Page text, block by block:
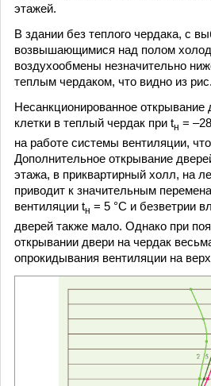
этажей.
В здании без теплого чердака, с
возвышающимися над полом
воздухообмены незначительно
теплым чердаком, что видно из
Несанкционированное открывание
клетки в теплый чердак при tн =
на работе системы вентиляции,
Дополнительное открывание
этажа, в приквартирный холл, на
приводит к значительным
вентиляции tн = 5 °С и безветрии
дверей также мало. Однако при
открывании двери на чердак
опрокидывания вентиляции на